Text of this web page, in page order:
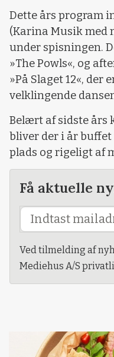
Dette års program
(Karina Musik med
under spisningen.
»The Powls«, og
»På Slaget 12«, der
velklingende
Belært af sidste års
bliver der i år buffet
plads og rigeligt af
Få aktuelle
Ved tilmelding af
Mediehus A/S